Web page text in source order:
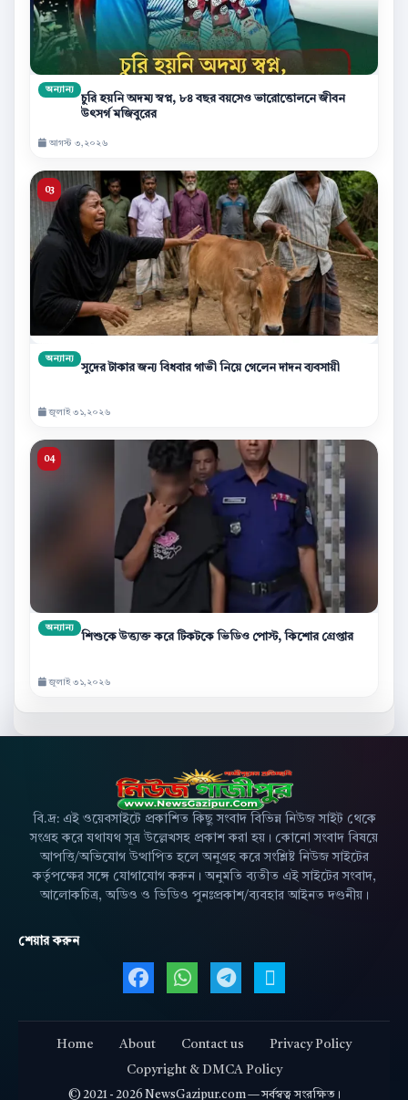
অন্যান্য
চুরি হয়নি অদম্য স্বপ্ন, ৮৪ বছর বয়সেও ভারোত্তোলনে জীবন
উৎসর্গ মজিবুরের
আগস্ট ৩,২০২৬
অন্যান্য
সুদের টাকার জন্য বিধবার গাভী নিয়ে গেলেন দাদন ব্যবসায়ী
জুলাই ৩১,২০২৬
অন্যান্য
শিশুকে উত্ত্যক্ত করে টিকটকে ভিডিও পোস্ট, কিশোর গ্রেপ্তার
জুলাই ৩১,২০২৬
বি.দ্র: এই ওয়েবসাইটে প্রকাশিত কিছু সংবাদ বিভিন্ন নিউজ সাইট থেকে
সংগ্রহ করে যথাযথ সূত্র উল্লেখসহ প্রকাশ করা হয়। কোনো সংবাদ বিষয়ে
আপত্তি/অভিযোগ উত্থাপিত হলে অনুগ্রহ করে সংশ্লিষ্ট নিউজ সাইটের
কর্তৃপক্ষের সঙ্গে যোগাযোগ করুন। অনুমতি ব্যতীত এই সাইটের সংবাদ,
আলোকচিত্র, অডিও ও ভিডিও পুনঃপ্রকাশ/ব্যবহার আইনত দণ্ডনীয়।
শেয়ার করুন
Facebook এ শেয়ার করুন
WhatsApp এ শেয়ার করুন
Telegram এ শেয়ার
Home About Contact us
Privacy Policy
Copyright & DMCA Policy
© 2021 - 2026 NewsGazipur.com — সর্বস্বত্ব সংরক্ষিত।